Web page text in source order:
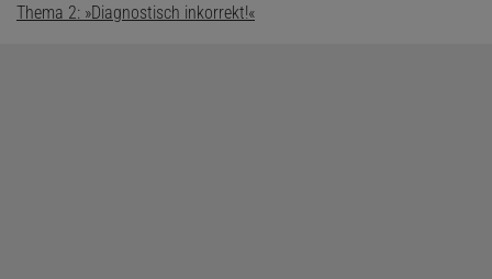
Thema 2: »Diagnostisch inkorrekt!«